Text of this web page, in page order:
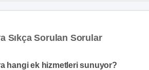
Sıkça Sorulan Sorular
hangi ek hizmetleri sunuyor?